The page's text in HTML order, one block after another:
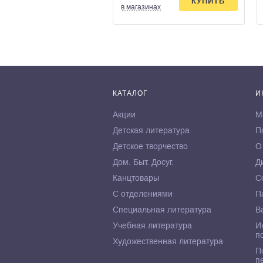
в магазинах
КАТАЛОГ
Акции
Детская литература
Детское творчество
Дом. Быт. Досуг.
Канцтовары
С отделениями
Специальная литература
Учебная литература
Художественная литература
О